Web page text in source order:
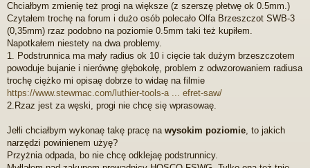
r
z
e
c
z
y
t
a
y
p
s
t
Chciałbym zmienię też progi na większe (z szerszę płetwę ok 0.5mm.)
Czytałem trochę na forum i dużo osób polecało Olfa Brzeszczot SWB-3
(0,35mm) rzaz podobno na poziomie 0.5mm taki też kupiłem.
Napotkałem niestety na dwa problemy.
1. Podstrunnica ma mały radius ok 10 i cięcie tak dużym brzeszczotem
powoduje bujanie i nierównę głębokołę, problem z odwzorowaniem radiusa
trochę ciężko mi opisaę dobrze to widaę na filmie
https://www.stewmac.com/luthier-tools-a ... efret-saw/
2.Rzaz jest za węski, progi nie chcę się wprasowaę.
Jełli chciałbym wykonaę takę pracę nawysokim poziomie, to jakich
narzędzi powinienem użyę?
Przyżnia odpada, bo nie chcę odklejaę podstrunnicy.